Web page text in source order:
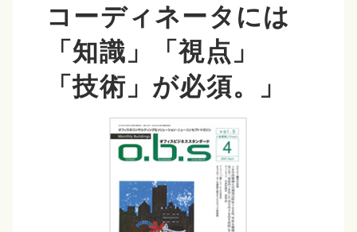
コーディネータには
「知識」「視点」
「技術」が必須。」